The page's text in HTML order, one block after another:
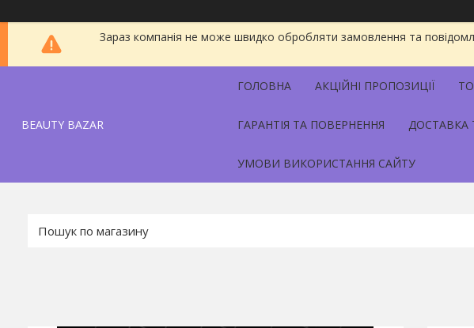
Зараз компанія не може швидко обробляти замовлення та
BEAUTY BAZAR
ГОЛОВНА АКЦІЙНІ ПРОПОЗИЦІЇ
ГАРАНТІЯ ТА ПОВЕРНЕННЯ ДОСТАВКА
УМОВИ ВИКОРИСТАННЯ САЙТУ